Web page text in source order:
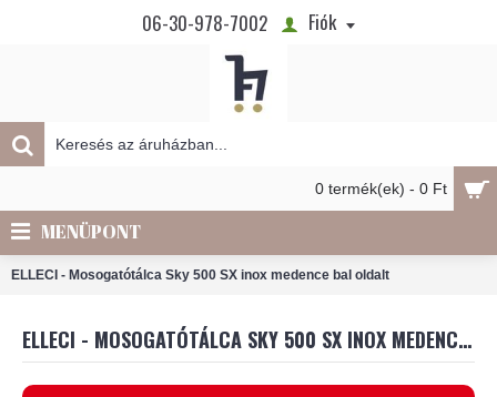
06-30-978-7002 Fiók
0 termék(ek) - 0 Ft
MENÜPONT
ELLECI - Mosogatótálca Sky 500 SX inox medence bal oldalt
ELLECI - MOSOGATÓTÁLCA SKY 500 SX INOX MEDENCE BAL OLDALT